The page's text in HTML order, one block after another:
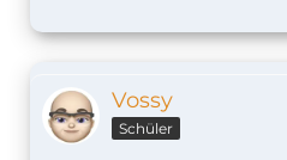
Vossy
Schüler